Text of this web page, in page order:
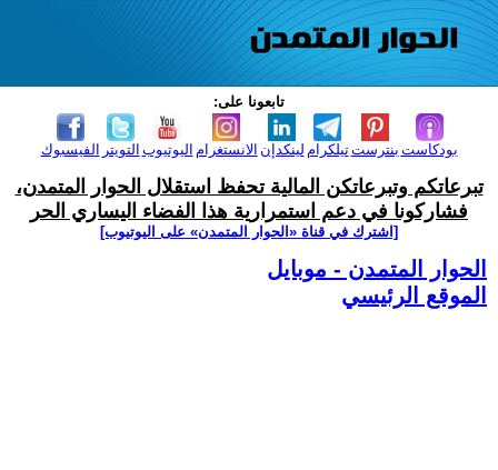
تابعونا على:
الفيسبوك التويتر اليوتيوب الانستغرام لينكدإن تيلكرامبنترست بودكاست
تبرعاتكم وتبرعاتكن المالية تحفظ استقلال الحوار المتمدن،
فشاركونا في دعم استمرارية هذا الفضاء اليساري الحر
[اشترك في قناة ‫«الحوار المتمدن» على اليوتيوب]
الحوار المتمدن - موبايل
الموقع الرئيسي